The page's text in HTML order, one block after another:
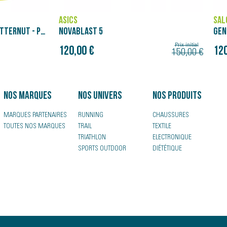
SALOMON
GENESIS
120,00 € Prix initial
150,00 €
Nos marques
MARQUES PARTENAIRES
TOUTES NOS MARQUES
Nos univers
RUNNING
TRAIL
TRIATHLON
SPORTS OUTDOOR
Nos produits
CHAUSSURES
TEXTILE
ELECTRONIQUE
DIÉTÉTIQUE